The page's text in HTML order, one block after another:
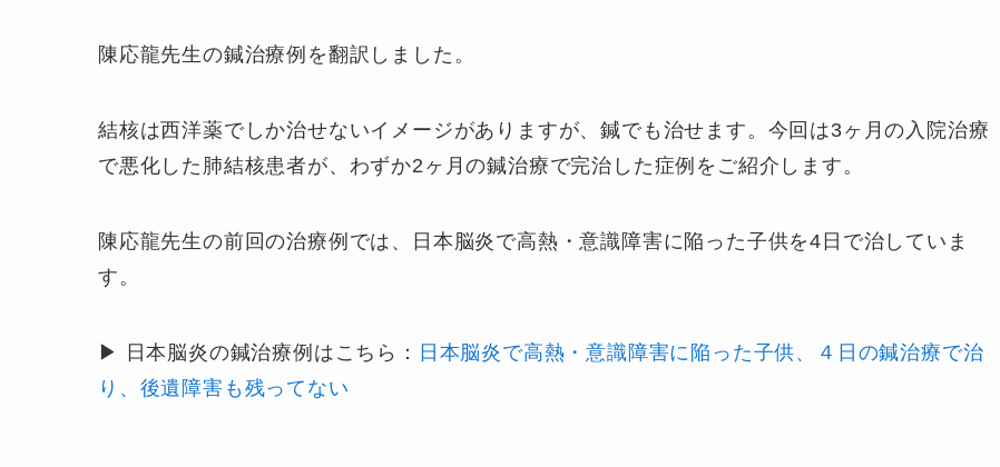
陳応龍先生の鍼治療例を翻訳しました。
結核は西洋薬でしか治せないイメージがありますが、鍼でも治せます。今回は3ヶ月の入院治療
で悪化した肺結核患者が、わずか2ヶ月の鍼治療で完治した症例をご紹介します。
陳応龍先生の前回の治療例では、日本脳炎で高熱・意識障害に陥った子供を4日で治していま
す。
▶︎ 日本脳炎の鍼治療例はこちら：
日本脳炎で高熱・意識障害に陥った子供、４日の鍼治療で治
り、後遺障害も残ってない